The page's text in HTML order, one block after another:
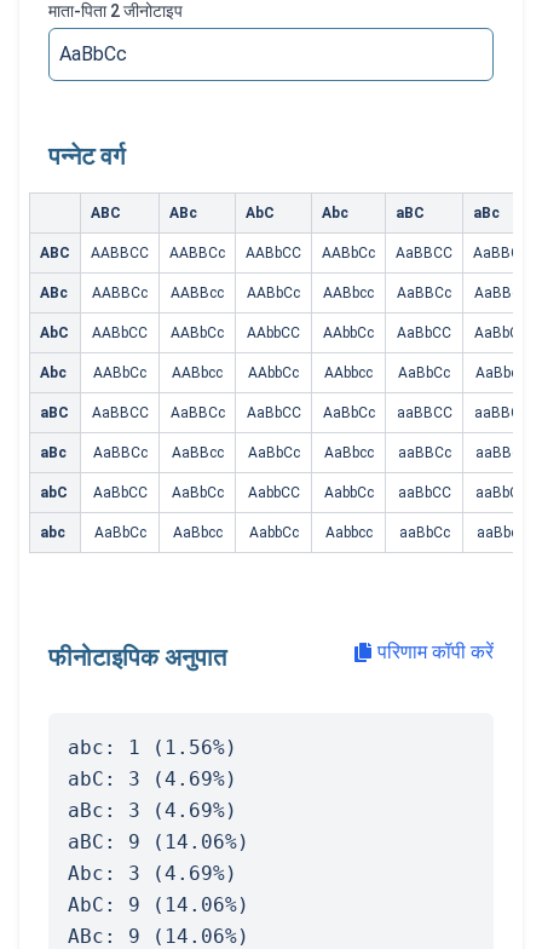
माता-पिता 2 जीनोटाइप
पन्नेट वर्ग
ABC ABc AbC Abc aBC aBc
ABC AABBCC AABBCc AABbCC AABbCc AaBBCC AaBBCc
ABc AABBCc AABBcc AABbCc AABbcc AaBBCc AaBBcc
AbC AABbCC AABbCc AAbbCC AAbbCc AaBbCC AaBbCc
Abc AABbCc AABbcc AAbbCc AAbbcc AaBbCc AaBbcc
aBC AaBBCC AaBBCc AaBbCC AaBbCc aaBBCC aaBBCc
aBc AaBBCc AaBBcc AaBbCc AaBbcc aaBBCc aaBBcc
abC AaBbCC AaBbCc AabbCC AabbCc aaBbCC aaBbCc
abc AaBbCc AaBbcc AabbCc Aabbcc aaBbCc aaBbcc
फीनोटाइपिक अनुपात परिणाम कॉपी करें
abc: 1 (1.56%)
abC: 3 (4.69%)
aBc: 3 (4.69%)
aBC: 9 (14.06%)
Abc: 3 (4.69%)
AbC: 9 (14.06%)
ABc: 9 (14.06%)